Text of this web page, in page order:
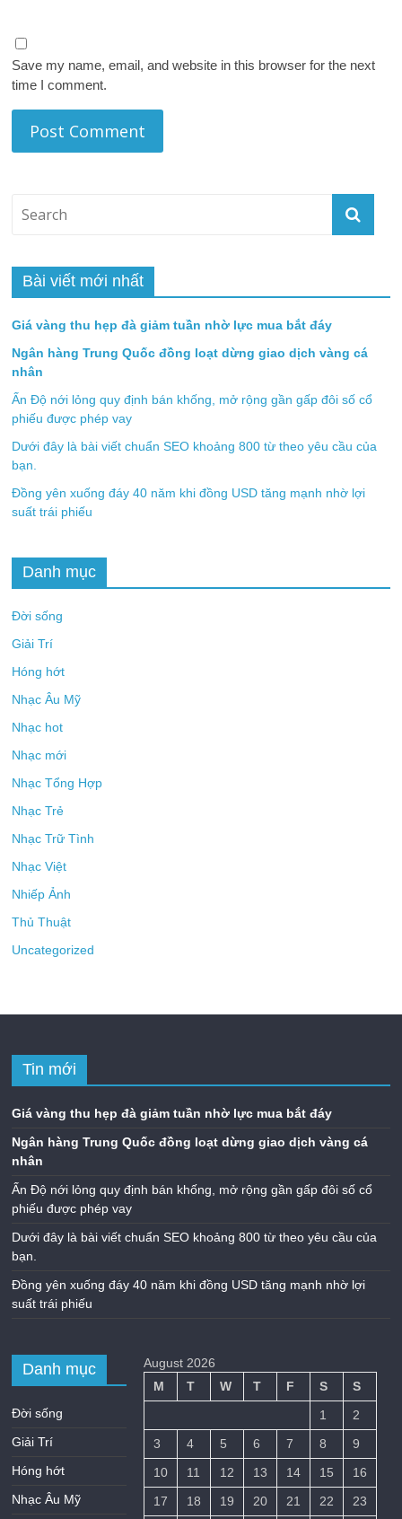
Save my name, email, and website in this browser for the next
time I comment.
Bài viết mới nhất
Giá vàng thu hẹp đà giảm tuần nhờ lực mua bắt đáy
Ngân hàng Trung Quốc đồng loạt dừng giao dịch vàng cá
nhân
Ấn Độ nới lỏng quy định bán khống, mở rộng gần gấp đôi số cổ
phiếu được phép vay
Dưới đây là bài viết chuẩn SEO khoảng 800 từ theo yêu cầu của
bạn.
Đồng yên xuống đáy 40 năm khi đồng USD tăng mạnh nhờ lợi
suất trái phiếu
Danh mục
Đời sống
Giải Trí
Hóng hớt
Nhạc Âu Mỹ
Nhạc hot
Nhạc mới
Nhạc Tổng Hợp
Nhạc Trẻ
Nhạc Trữ Tình
Nhạc Việt
Nhiếp Ảnh
Thủ Thuật
Uncategorized
Tin mới
Giá vàng thu hẹp đà giảm tuần nhờ lực mua bắt đáy
Ngân hàng Trung Quốc đồng loạt dừng giao dịch vàng cá
nhân
Ấn Độ nới lỏng quy định bán khống, mở rộng gần gấp đôi số cổ
phiếu được phép vay
Dưới đây là bài viết chuẩn SEO khoảng 800 từ theo yêu cầu của
bạn.
Đồng yên xuống đáy 40 năm khi đồng USD tăng mạnh nhờ lợi
suất trái phiếu
Danh mục
Đời sống
Giải Trí
Hóng hớt
Nhạc Âu Mỹ
August 2026
M
T W T F S
S
1
2
3
4 5 6 7 8
9
10
11 12 13 14 15
16
17
18 19 20 21 22 23